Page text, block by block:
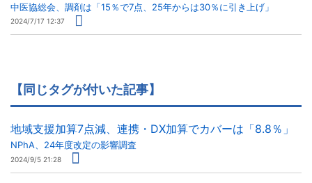
中医協総会、調剤は「15％で7点、25年からは30％に引き上げ」
2024/7/17 12:37
【同じタグが付いた記事】
地域支援加算7点減、連携・DX加算でカバーは「8.8％」
NPhA、24年度改定の影響調査
2024/9/5 21:28